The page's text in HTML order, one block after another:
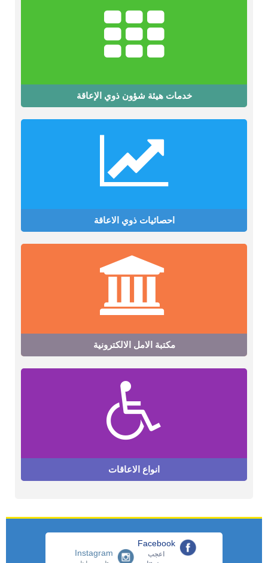
خدمات هيئة شؤون ذوي الإعاقة
احصائيات ذوي الاعاقة
مكتبة الامل الالكترونية
انواع الاعاقات
Facebook
اعجب
Instagram